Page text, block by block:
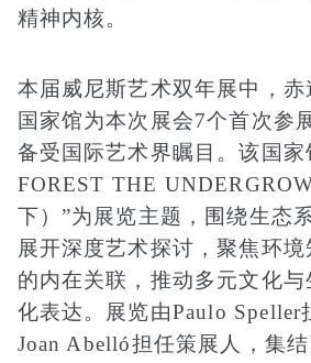
精神内核。
本届威尼斯艺术双年展中，赤
国家馆为本次展会7个首次参
备受国际艺术界瞩目。该国家
FOREST THE
下）”为展览主题，围绕生态
展开深度艺术探讨，聚焦环
的内在关联，推动多元文化
化表达。展览由Paulo Speller
Joan Abelló担任策展人，集